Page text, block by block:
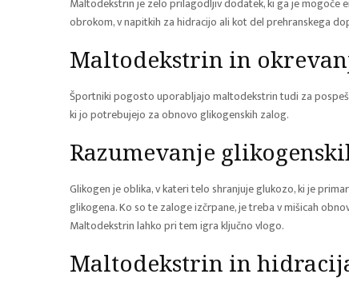
obrokom, v napitkih za hidracijo ali kot del prehranskega
Maltodekstrin in
Športniki pogosto uporabljajo maltodekstrin tudi za
ki jo potrebujejo za obnovo glikogenskih zalog.
Razumevanje
Glikogen je oblika, v kateri telo shranjuje glukozo, ki je
glikogena. Ko so te zaloge izčrpane, je treba v mišicah
Maltodekstrin lahko pri tem igra ključno vlogo.
Maltodekstrin in